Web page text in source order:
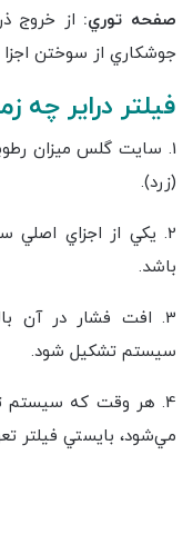
صفحه توري: از خروج
جوشکاري از سوختن
فیلتر درایر
1. سايت گلس ميزان
(زرد).
2. يکي از اجزاي اصلي سيستم، براي مثال
باشد.
3. افت فشار در آن
سيستم تشکيل شود.
4. هر وقت که سيستم
مي‌شود، بايستي فيلتر